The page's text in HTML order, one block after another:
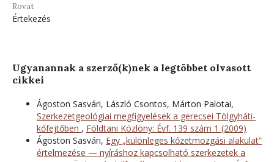
Rovat
Értekezés
Ugyanannak a szerző(k)nek a legtöbbet olvasott
cikkei
Ágoston Sasvári, László Csontos, Márton Palotai,
Szerkezetgeológiai megfigyelések a gerecsei Tölgyháti-
kőfejtőben , Földtani Közlöny: Évf. 139 szám 1 (2009)
Ágoston Sasvári, Egy „különleges kőzetmozgási alakulat”
értelmezése — nyíráshoz kapcsolható szerkezetek a